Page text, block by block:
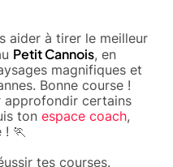
aider à tirer le meilleur
Petit Cannois, en
magnifiques et
Bonne course !
approfondir certains
ton espace coach,
🏃
tes courses.